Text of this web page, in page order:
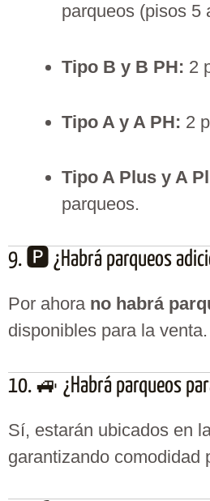
parqueos (pisos 5
Tipo B y B PH: 2
Tipo A y A PH: 2
Tipo A Plus y A
parqueos.
9. 🅿️ ¿Habrá parqueos
Por ahora no habrá
disponibles para la venta.
10. 🚙 ¿Habrá parqueos
Sí, estarán ubicados en
garantizando comodidad